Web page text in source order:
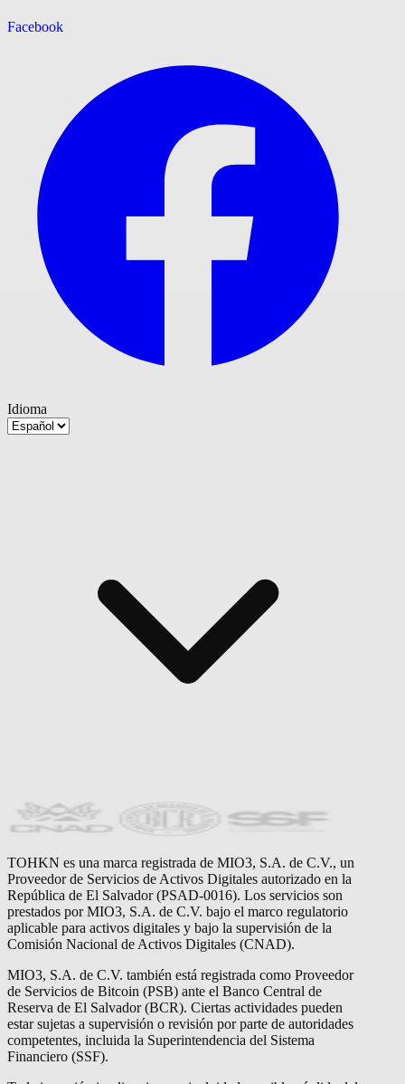
Facebook
Idioma
TOHKN es una marca registrada de MIO3, S.A. de C.V., un
Proveedor de Servicios de Activos Digitales autorizado en la
República de El Salvador (PSAD-0016). Los servicios son
prestados por MIO3, S.A. de C.V. bajo el marco regulatorio
aplicable para activos digitales y bajo la supervisión de la
Comisión Nacional de Activos Digitales (CNAD).
MIO3, S.A. de C.V. también está registrada como Proveedor
de Servicios de Bitcoin (PSB) ante el Banco Central de
Reserva de El Salvador (BCR). Ciertas actividades pueden
estar sujetas a supervisión o revisión por parte de autoridades
competentes, incluida la Superintendencia del Sistema
Financiero (SSF).